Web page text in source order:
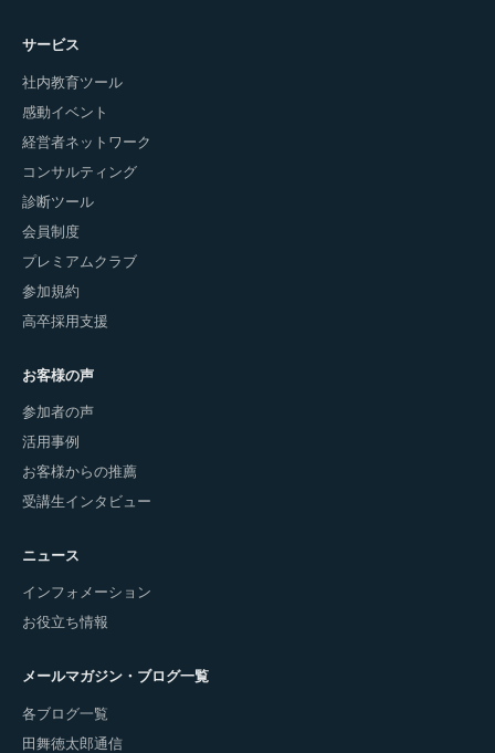
サービス
社内教育ツール
感動イベント
経営者ネットワーク
コンサルティング
診断ツール
会員制度
プレミアムクラブ
参加規約
高卒採用支援
お客様の声
参加者の声
活用事例
お客様からの推薦
受講生インタビュー
ニュース
インフォメーション
お役立ち情報
メールマガジン・ブログ一覧
各ブログ一覧
田舞徳太郎通信